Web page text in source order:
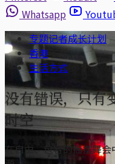
Whatsapp
专题记者成长计划
香港
生活方式
没有错误，只有
时空
在自由、包容的摇摆舞